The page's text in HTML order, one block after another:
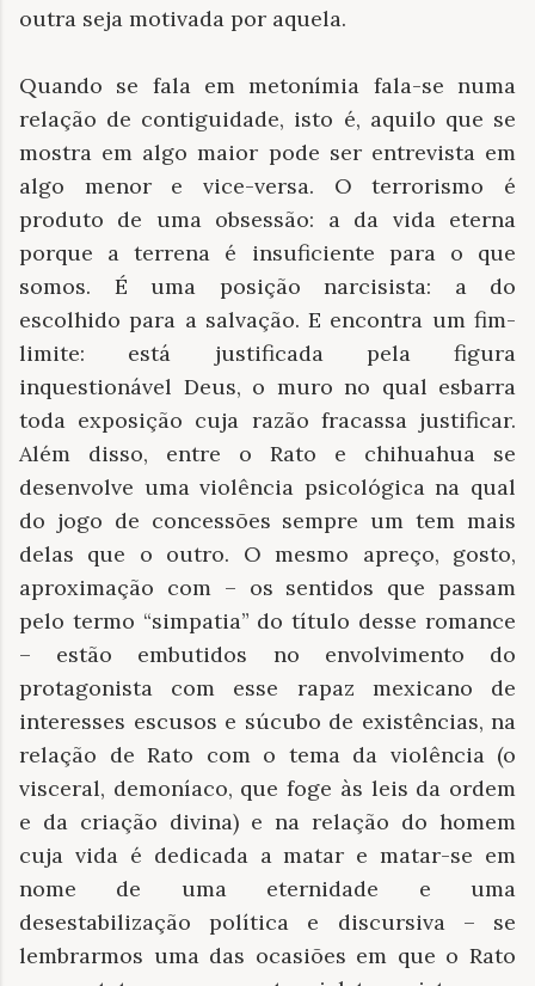
outra seja motivada por aquela.
Quando se fala em metonímia fala-se numa
relação de contiguidade, isto é, aquilo que se
mostra em algo maior pode ser entrevista em
algo menor e vice-versa. O terrorismo é
produto de uma obsessão: a da vida eterna
porque a terrena é insuficiente para o que
somos. É uma posição narcisista: a do
escolhido para a salvação. E encontra um fim-
limite: está justificada pela figura
inquestionável Deus, o muro no qual esbarra
toda exposição cuja razão fracassa justificar.
Além disso, entre o Rato e chihuahua se
desenvolve uma violência psicológica na qual
do jogo de concessões sempre um tem mais
delas que o outro. O mesmo apreço, gosto,
aproximação com – os sentidos que passam
pelo termo “simpatia” do título desse romance
– estão embutidos no envolvimento do
protagonista com esse rapaz mexicano de
interesses escusos e súcubo de existências, na
relação de Rato com o tema da violência (o
visceral, demoníaco, que foge às leis da ordem
e da criação divina) e na relação do homem
cuja vida é dedicada a matar e matar-se em
nome de uma eternidade e uma
desestabilização política e discursiva – se
lembrarmos uma das ocasiões em que o Rato